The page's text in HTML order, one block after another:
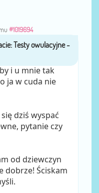
#1019694
i u mnie tak
ja w cuda nie
dziś wyspać
pytanie czy
od dziewczyn
dobrze! Ściskam